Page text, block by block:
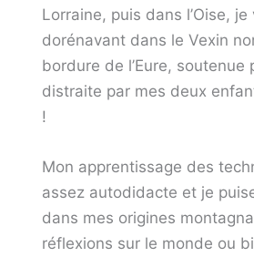
Lorraine, puis dans l’Oise,
dorénavant dans le Vexin
bordure de l’Eure, soutenue
distraite par mes deux
!
Mon apprentissage des
assez autodidacte et je
dans mes origines
réflexions sur le monde ou